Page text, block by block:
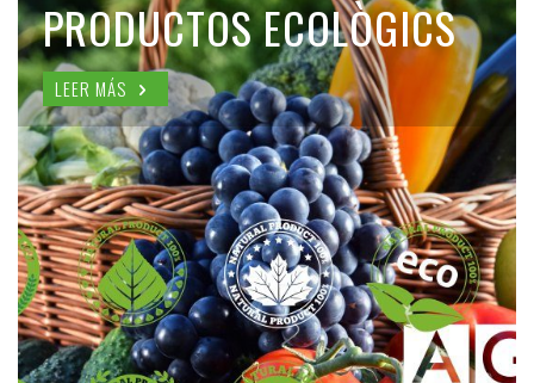
PRODUCTOS ECOLÒGICS
LEER MÁS